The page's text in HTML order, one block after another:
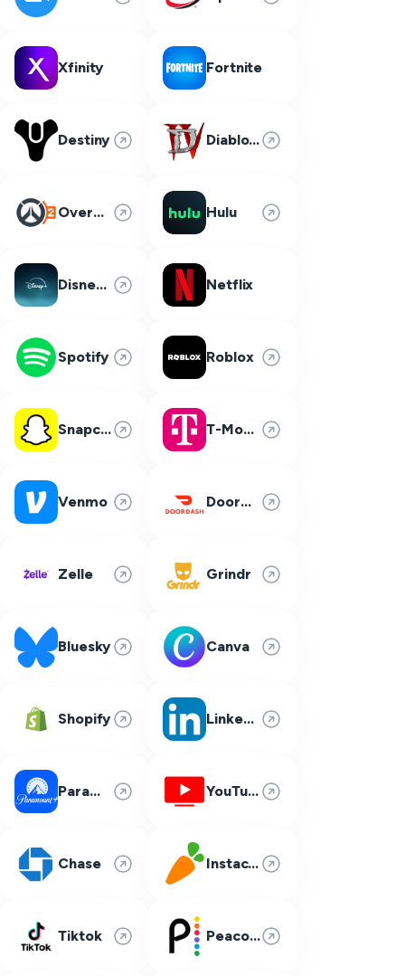
Xfinity Fortnite
Destiny Diablo 4
Overwatch 2 Hulu
Disney Plus Netflix
Spotify Roblox
Snapchat T-Mobile
Venmo DoorDash
Zelle Grindr
Bluesky Canva
Shopify LinkedIn
Paramount Plus YouTube TV
Chase Instacart
Tiktok Peacock